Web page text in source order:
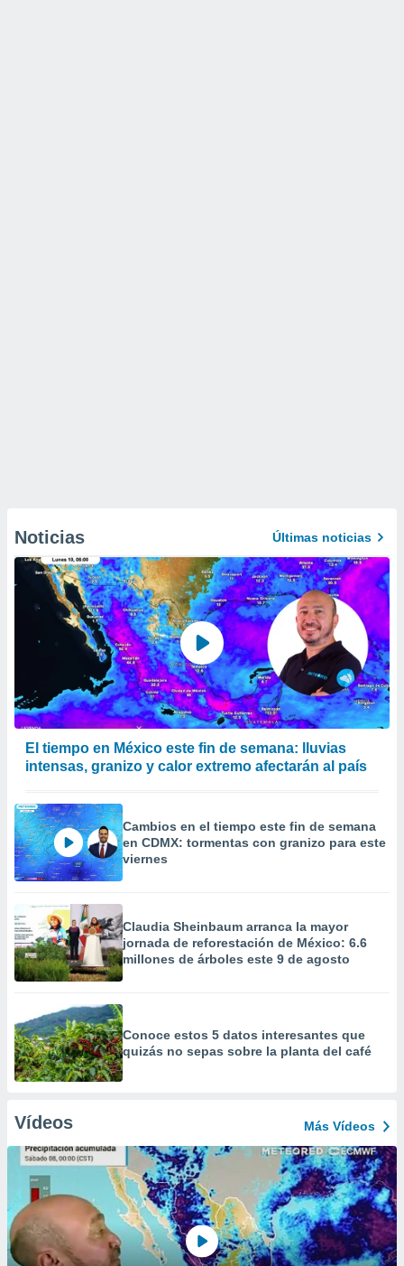
Noticias Últimas noticias
El tiempo en México este fin de semana: lluvias
intensas, granizo y calor extremo afectarán al país
Cambios en el tiempo este fin de semana
en CDMX: tormentas con granizo para este
viernes
Claudia Sheinbaum arranca la mayor
jornada de reforestación de México: 6.6
millones de árboles este 9 de agosto
Conoce estos 5 datos interesantes que
quizás no sepas sobre la planta del café
Vídeos Más Vídeos